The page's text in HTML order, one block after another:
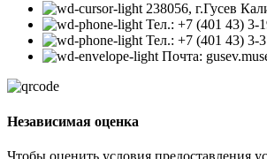
238056, г.Гусев
Тел.: +7 (401 43) 3-
Тел.: +7 (401 43) 3-
Почта:
Независимая оценка
Чтобы оценить условия предоставления